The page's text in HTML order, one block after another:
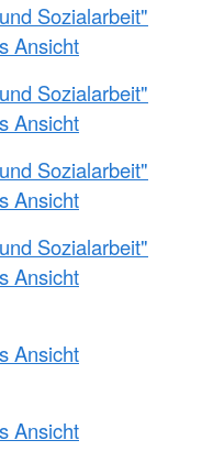
Sozialarbeit"
Ansicht
Sozialarbeit"
Ansicht
Sozialarbeit"
Ansicht
Sozialarbeit"
Ansicht
Ansicht
Ansicht